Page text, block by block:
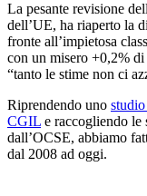
La pesante revisione
dell’UE, ha riaperto la
fronte all’impietosa
con un misero +0,2%
“tanto le stime non ci
Riprendendo uno
CGIL e raccogliendo le
dall’OCSE, abbiamo
dal 2008 ad oggi.